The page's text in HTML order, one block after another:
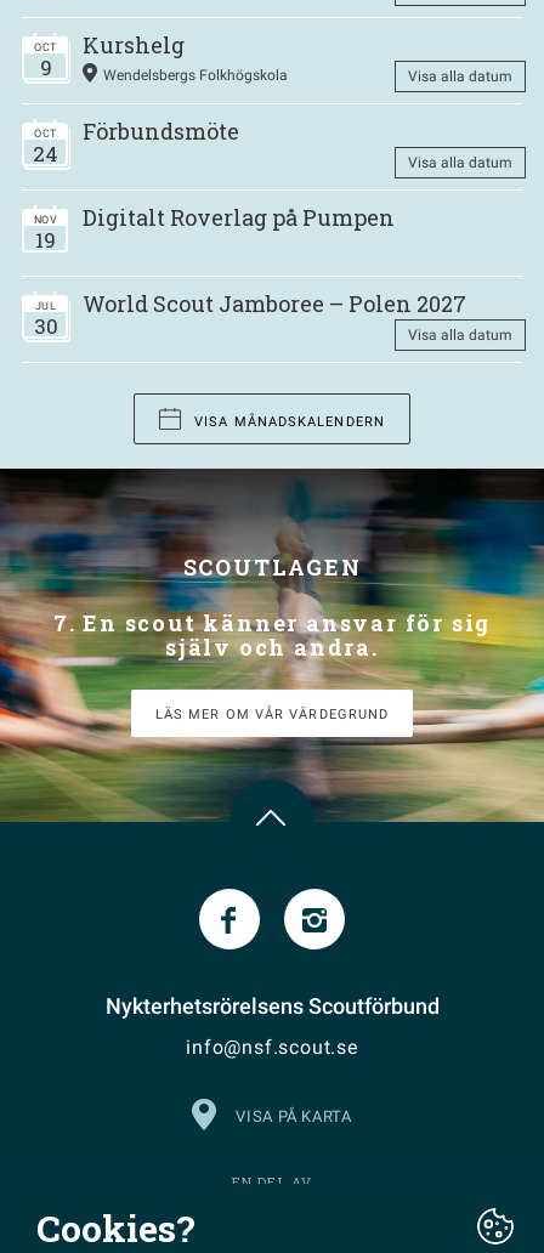
OCT
9
Kurshelg
Wendelsbergs Folkhögskola Visa alla datum
OCT
24
Förbundsmöte
Visa alla datum
NOV
19
Digitalt Roverlag på Pumpen
JUL
30
World Scout Jamboree – Polen 2027
Visa alla datum
VISA MÅNADSKALENDERN
SCOUTLAGEN
7. En scout känner ansvar för sig
själv och andra.
LÄS MER OM VÅR VÄRDEGRUND
Nykterhetsrörelsens Scoutförbund
info@nsf.scout.se
VISA PÅ KARTA
EN DEL AV
Cookies?